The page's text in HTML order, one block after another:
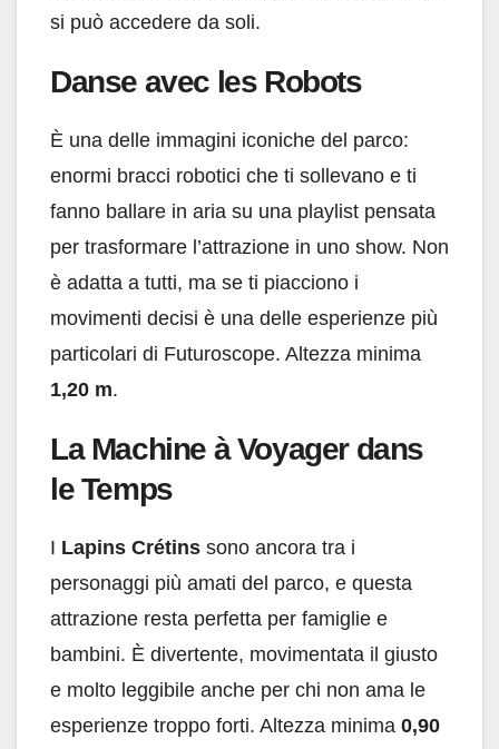
si può accedere da soli.
Danse avec les Robots
È una delle immagini iconiche del parco:
enormi bracci robotici che ti sollevano e ti
fanno ballare in aria su una playlist pensata
per trasformare l’attrazione in uno show. Non
è adatta a tutti, ma se ti piacciono i
movimenti decisi è una delle esperienze più
particolari di Futuroscope. Altezza minima
1,20 m.
La Machine à Voyager dans
le Temps
I Lapins Crétins sono ancora tra i
personaggi più amati del parco, e questa
attrazione resta perfetta per famiglie e
bambini. È divertente, movimentata il giusto
e molto leggibile anche per chi non ama le
esperienze troppo forti. Altezza minima 0,90